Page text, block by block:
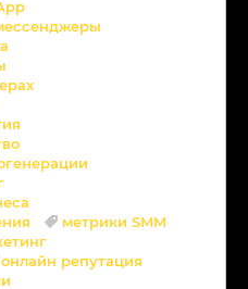
метрики SMM
онлайн репутация